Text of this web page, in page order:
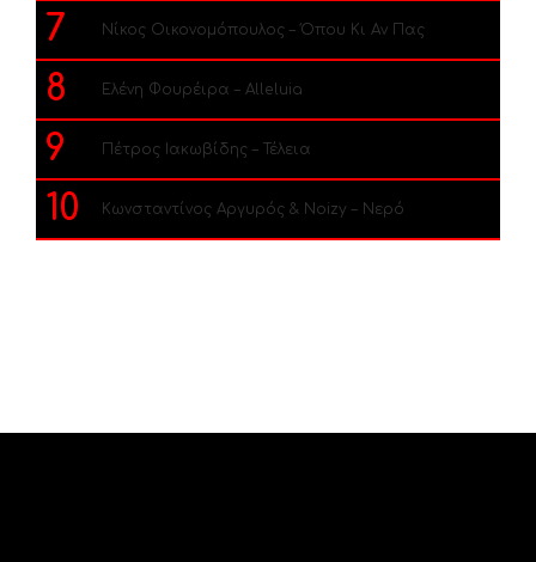
7 Νίκος Οικονομόπουλος – Όπου Κι Αν Πας
8 Ελένη Φουρέιρα – Alleluia
9 Πέτρος Ιακωβίδης – Τέλεια
10 Κωνσταντίνος Αργυρός & Noizy – Νερό